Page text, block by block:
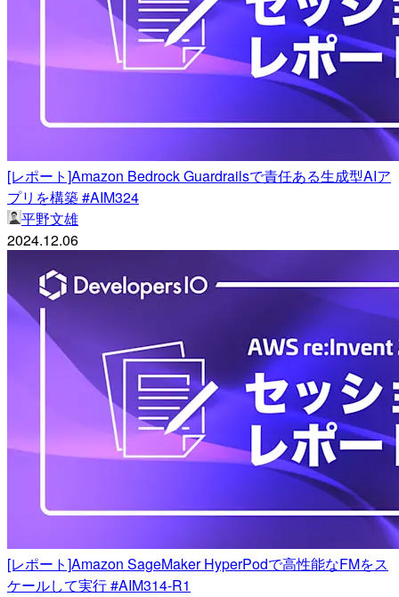
[レポート]Amazon Bedrock Guardrailsで責任ある生成型AIア
プリを構築 #AIM324
平野文雄
2024.12.06
[レポート]Amazon SageMaker HyperPodで高性能なFMをス
ケールして実行 #AIM314-R1